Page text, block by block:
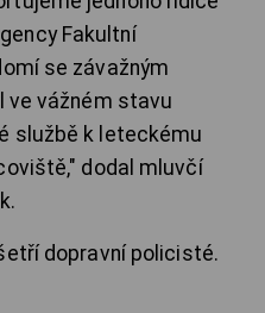
Fakultní
se závažným
ve vážném stavu
službě k leteckému
dodal mluvčí
dopravní policisté.